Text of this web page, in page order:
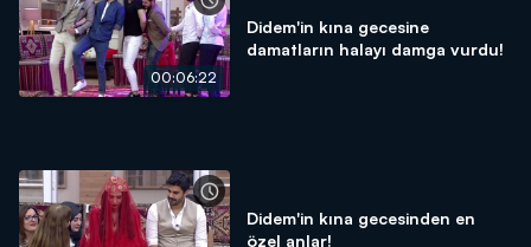
00:06:22
Didem'in kına gecesine
damatların halayı damga vurdu!
Didem'in kına gecesinden en
özel anlar!